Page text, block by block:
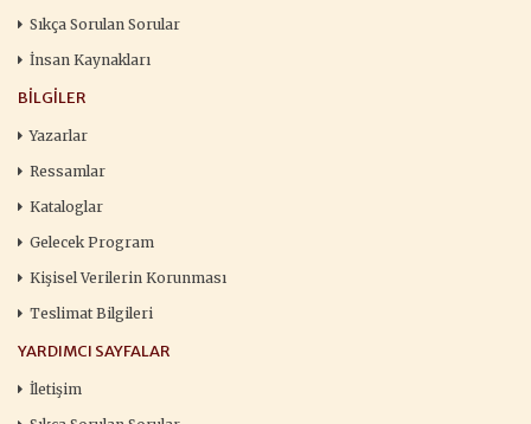
Sıkça Sorulan Sorular
İnsan Kaynakları
BILGILER
Yazarlar
Ressamlar
Kataloglar
Gelecek Program
Kişisel Verilerin Korunması
Teslimat Bilgileri
YARDIMCI SAYFALAR
İletişim